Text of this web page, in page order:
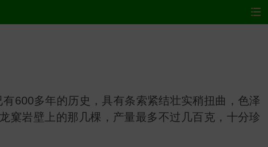
600多年的历史，具有条索紧结壮实稍扭曲，色泽
窠岩壁上的那几棵，产量最多不过几百克，十分珍